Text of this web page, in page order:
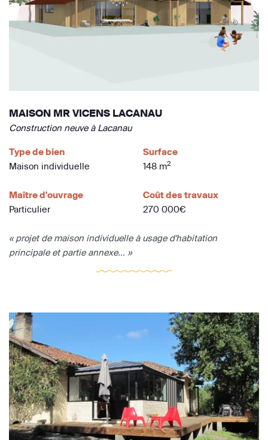
MAISON MR VICENS LACANAU
Construction neuve à Lacanau
Type de bien
Maison individuelle
Surface
148 m2
Maître d'ouvrage
Particulier
Coût des travaux
270 000€
« projet de maison individuelle à usage d'habitation
principale et partie annexe... »